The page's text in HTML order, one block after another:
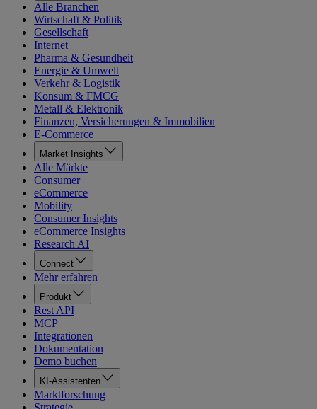
Alle Branchen
Wirtschaft & Politik
Gesellschaft
Internet
Pharma & Gesundheit
Energie & Umwelt
Verkehr & Logistik
Konsum & FMCG
Metall & Elektronik
Finanzen, Versicherungen & Immobilien
E-Commerce
Market Insights
Alle Märkte
Consumer
eCommerce
Mobility
Consumer Insights
eCommerce Insights
Research AI
Connect
Mehr erfahren
Produkt
Rest API
MCP
Integrationen
Dokumentation
Demo buchen
KI-Assistenten
Marktforschung